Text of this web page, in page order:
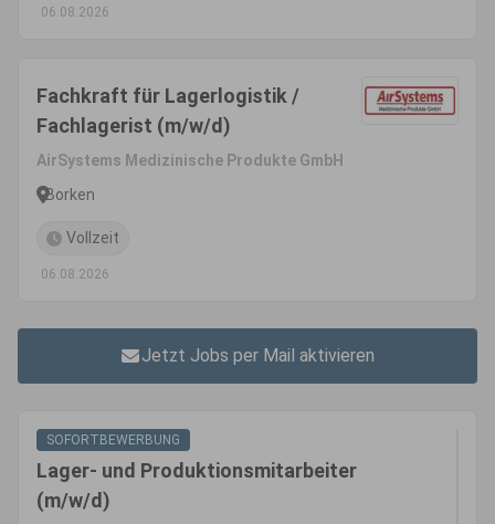
06.08.2026
Fachkraft für Lagerlogistik /
Fachlagerist (m/w/d)
AirSystems Medizinische Produkte GmbH
Borken
Vollzeit
06.08.2026
Jetzt Jobs per Mail aktivieren
SOFORTBEWERBUNG
Lager- und Produktionsmitarbeiter
(m/w/d)